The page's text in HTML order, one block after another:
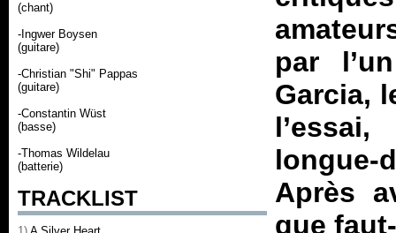
(chant)
-Ingwer Boysen
(guitare)
-Christian "Shi" Pappas
(guitare)
-Constantin Wüst
(basse)
-Thomas Wildelau
(batterie)
TRACKLIST
par
Garcia,
Après
que